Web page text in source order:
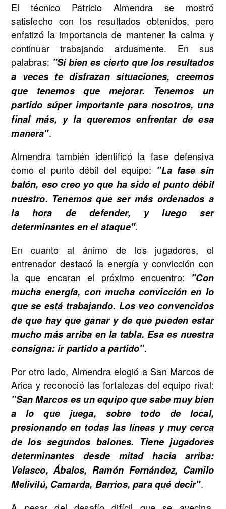
El técnico Patricio Almendra se mostró
satisfecho con los resultados obtenidos, pero
enfatizó la importancia de mantener la calma y
continuar trabajando arduamente. En sus
palabras: "Si bien es cierto que los resultados
a veces te disfrazan situaciones, creemos
que tenemos que mejorar. Tenemos un
partido súper importante para nosotros, una
final más, y la queremos enfrentar de esa
manera".
Almendra también identificó la fase defensiva
como el punto débil del equipo: "La fase sin
balón, eso creo yo que ha sido el punto débil
nuestro. Tenemos que ser más ordenados a
la hora de defender, y luego ser
determinantes en el ataque".
En cuanto al ánimo de los jugadores, el
entrenador destacó la energía y convicción con
la que encaran el próximo encuentro: "Con
mucha energía, con mucha convicción en lo
que se está trabajando. Los veo convencidos
de que hay que ganar y de que pueden estar
mucho más arriba en la tabla. Esa es nuestra
consigna: ir partido a partido".
Por otro lado, Almendra elogió a San Marcos de
Arica y reconoció las fortalezas del equipo rival:
"San Marcos es un equipo que sabe muy bien
a lo que juega, sobre todo de local,
presionando en todas las líneas y muy cerca
de los segundos balones. Tiene jugadores
determinantes desde mitad hacia arriba:
Velasco, Ábalos, Ramón Fernández, Camilo
Melivilú, Camarda, Barrios, para qué decir".